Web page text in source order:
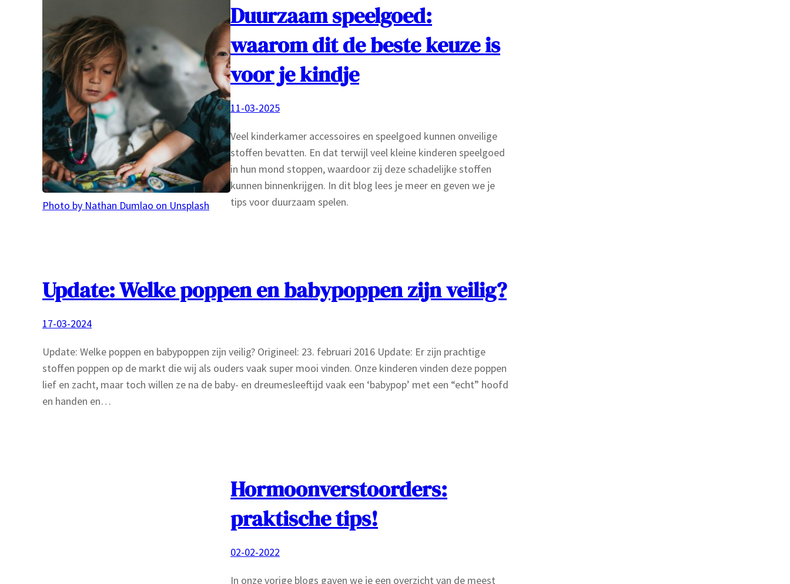
Photo by Nathan Dumlao on Unsplash
Duurzaam speelgoed:
waarom dit de beste keuze is
voor je kindje
11-03-2025
Veel kinderkamer accessoires en speelgoed kunnen onveilige
stoffen bevatten. En dat terwijl veel kleine kinderen speelgoed
in hun mond stoppen, waardoor zij deze schadelijke stoffen
kunnen binnenkrijgen. In dit blog lees je meer en geven we je
tips voor duurzaam spelen.
Update: Welke poppen en babypoppen zijn veilig?
17-03-2024
Update: Welke poppen en babypoppen zijn veilig? Origineel: 23. februari 2016 Update: Er zijn prachtige
stoffen poppen op de markt die wij als ouders vaak super mooi vinden. Onze kinderen vinden deze poppen
lief en zacht, maar toch willen ze na de baby- en dreumesleeftijd vaak een ‘babypop’ met een “echt” hoofd
en handen en…
Hormoonverstoorders:
praktische tips!
02-02-2022
In onze vorige blogs gaven we je een overzicht van de meest